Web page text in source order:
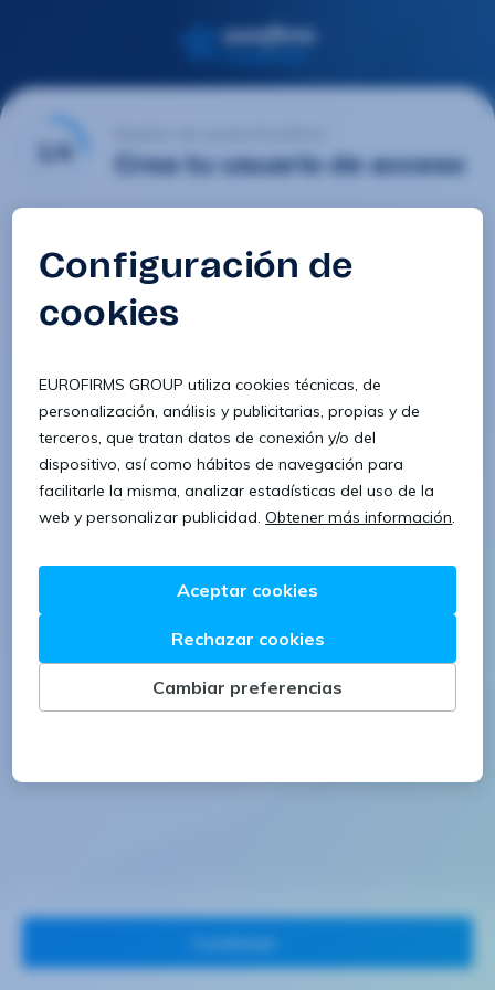
1/4 Crea tu usuario de acceso
Contraseña
Confirmar contraseña
8 caracteres 1 letra minúscula
1 letra mayúscula 1 número